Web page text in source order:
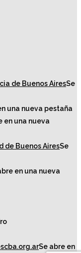
de Buenos AiresSe
una nueva pestaña
en una nueva
de Buenos AiresSe
en una nueva
Se abre en